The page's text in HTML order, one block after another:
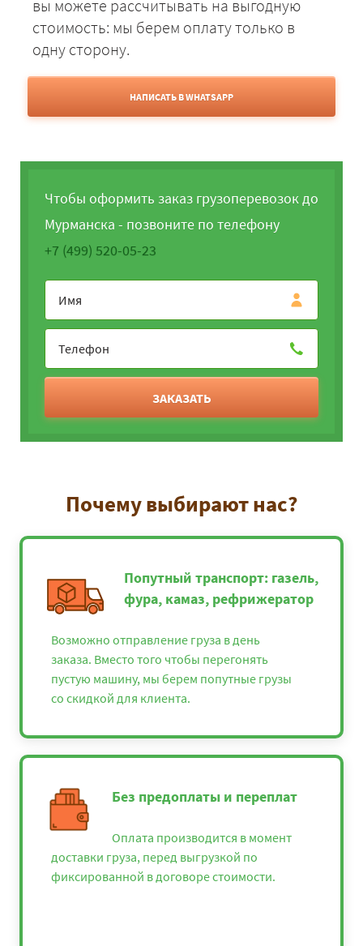
вы можете рассчитывать на выгодную
стоимость: мы берем оплату только в
одну сторону.
НАПИСАТЬ В WHATSAPP
Чтобы оформить заказ грузоперевозок до
Мурманска - позвоните по телефону
+7 (499) 520-05-23
ЗАКАЗАТЬ
Почему выбирают нас?
Попутный транспорт: газель,
фура, камаз, рефрижератор
Возможно отправление груза в день
заказа. Вместо того чтобы перегонять
пустую машину, мы берем попутные грузы
со скидкой для клиента.
Без предоплаты и переплат
Оплата производится в момент
доставки груза, перед выгрузкой по
фиксированной в договоре стоимости.